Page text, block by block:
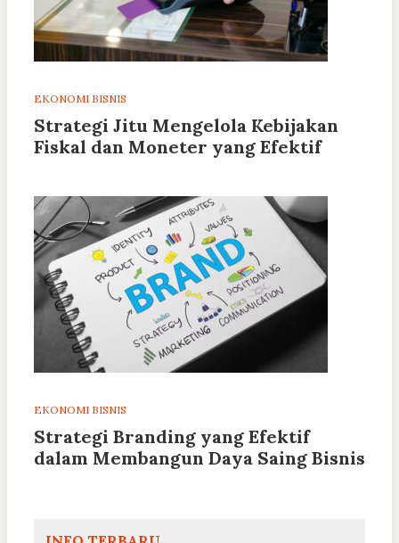
EKONOMI BISNIS
Strategi Jitu Mengelola Kebijakan
Fiskal dan Moneter yang Efektif
EKONOMI BISNIS
Strategi Branding yang Efektif
dalam Membangun Daya Saing Bisnis